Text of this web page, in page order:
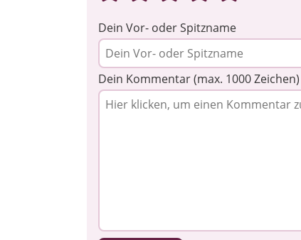
Dein Vor- oder Spitzname
Dein Kommentar (max. 1000 Zeichen)